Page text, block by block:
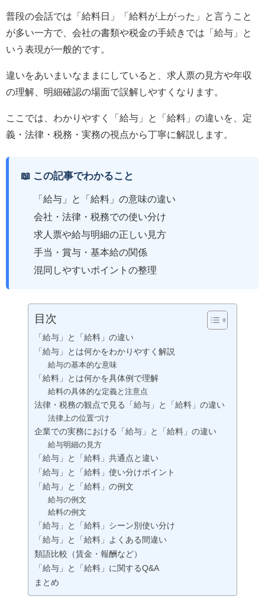
普段の会話では「給料日」「給料が上がった」と言うこと
が多い一方で、会社の書類や税金の手続きでは「給与」と
いう表現が一般的です。
違いをあいまいなままにしていると、求人票の見方や年収
の理解、明細確認の場面で誤解しやすくなります。
ここでは、わかりやすく「給与」と「給料」の違いを、定
義・法律・税務・実務の視点から丁寧に解説します。
📖 この記事でわかること
「給与」と「給料」の意味の違い
会社・法律・税務での使い分け
求人票や給与明細の正しい見方
手当・賞与・基本給の関係
混同しやすいポイントの整理
目次
「給与」と「給料」の違い
「給与」とは何かをわかりやすく解説
給与の基本的な意味
「給料」とは何かを具体例で理解
給料の具体的な定義と注意点
法律・税務の観点で見る「給与」と「給料」の違い
法律上の位置づけ
企業での実務における「給与」と「給料」の違い
給与明細の見方
「給与」と「給料」共通点と違い
「給与」と「給料」使い分けポイント
「給与」と「給料」の例文
給与の例文
給料の例文
「給与」と「給料」シーン別使い分け
「給与」と「給料」よくある間違い
類語比較（賃金・報酬など）
「給与」と「給料」に関するQ&A
まとめ